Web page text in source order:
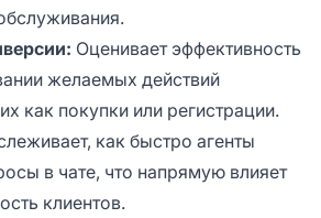
Оценивает эффективность
желаемых действий
как покупки или регистрации.
как быстро агенты
в чате, что напрямую влияет
клиентов.